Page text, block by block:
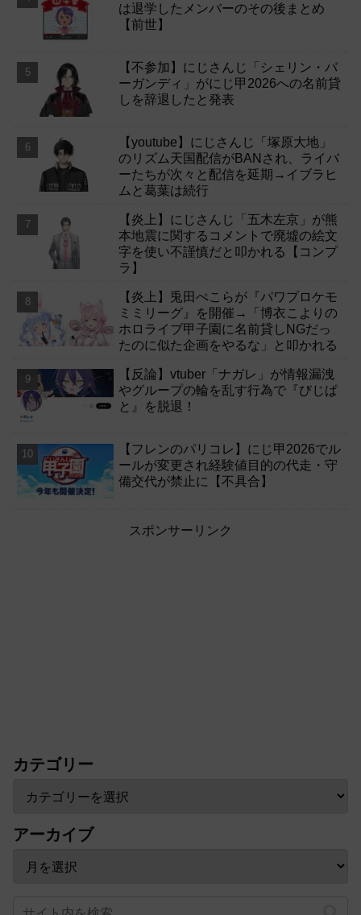
は退学したメンバーのその後まとめ
【前世】
【不参加】にじさんじ「シェリン・バ
ーガンディ」がにじ甲2026への名前貸
しを辞退したと発表
【youtube】にじさんじ「塚原大地」
のリズム天国配信がBANされ、ライバ
ーたちが次々と配信を延期→イブラヒ
ムと葛葉は続行
【炎上】にじさんじ「五木左京」が熊
本地震に関するコメントで廃墟の絵文
字を使い不謹慎だと叩かれる【コンプ
ラ】
【炎上】兎田ぺこらが『パワプロケモ
ミミリーグ』を開催→「博衣こよりの
ホロライブ甲子園に名前貸しNGだっ
たのに似た企画をやるな」と叩かれる
【反論】vtuber「ナガレ」が情報漏洩
やグループの輪を乱す行為で『びじぱ
と』を脱退！
【フレンのパリコレ】にじ甲2026でル
ールが変更され経験値目的の代走・守
備交代が禁止に【不具合】
スポンサーリンク
カテゴリー
アーカイブ